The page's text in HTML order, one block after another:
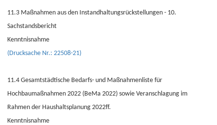
11.3 Maßnahmen aus den Instandhaltungsrückstellungen - 10.
Sachstandsbericht
Kenntnisnahme
(Drucksache Nr.: 22508-21)
11.4 Gesamtstädtische Bedarfs- und Maßnahmenliste für
Hochbaumaßnahmen 2022 (BeMa 2022) sowie Veranschlagung im
Rahmen der Haushaltsplanung 2022ff.
Kenntnisnahme